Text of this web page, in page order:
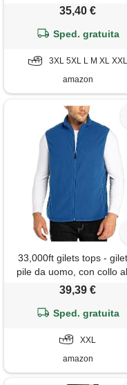
senza maniche con collo
cerniera e tasche blu
35,40 €
Sped. gratuita
3XL 5XL L M XL XXL
amazon
33,000ft gilets tops -
pile da uomo, con collo
ultraleggero, per attività
all'aria aperta, senza
maniche, in pile, con
classico, xxl
39,39 €
Sped. gratuita
XXL
amazon